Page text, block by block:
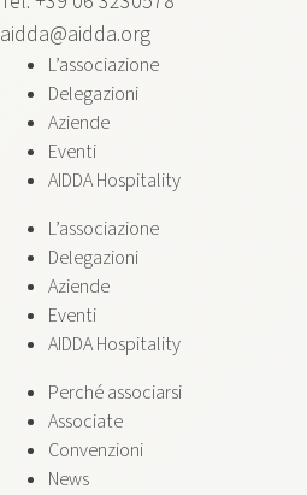
aidda@aidda.org
L’associazione
Delegazioni
Aziende
Eventi
AIDDA Hospitality
L’associazione
Delegazioni
Aziende
Eventi
AIDDA Hospitality
Perché associarsi
Associate
Convenzioni
News